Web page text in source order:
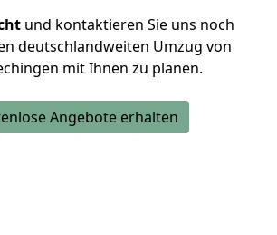
und kontaktieren Sie uns noch
deutschlandweiten Umzug von
mit Ihnen zu planen.
Angebote erhalten